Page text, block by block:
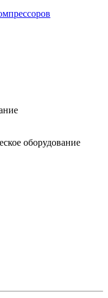
оборудование